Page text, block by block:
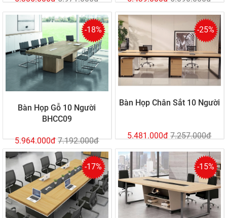
-18%
Bàn Họp Gỗ 10 Người
BHCC09
5.964.000đ 7.192.000đ
-25%
Bàn Họp Chân Sắt 10 Người
5.481.000đ 7.257.000đ
-17% -15%